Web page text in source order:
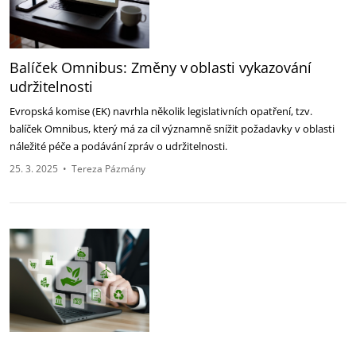
Balíček Omnibus: Změny v oblasti vykazování
udržitelnosti
Evropská komise (EK) navrhla několik legislativních opatření, tzv.
balíček Omnibus, který má za cíl významně snížit požadavky v oblasti
náležité péče a podávání zpráv o udržitelnosti.
25. 3. 2025 • Tereza Pázmány